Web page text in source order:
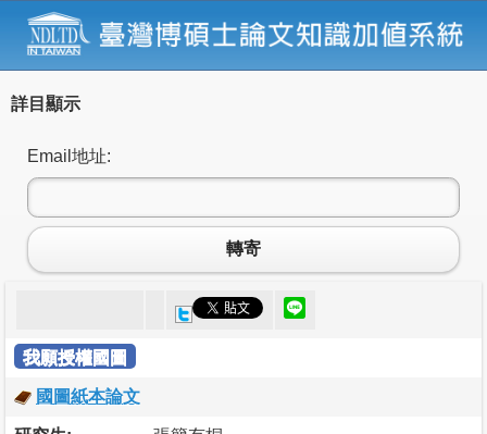
詳目顯示
Email地址:
轉寄
我願授權國圖
國圖紙本論文